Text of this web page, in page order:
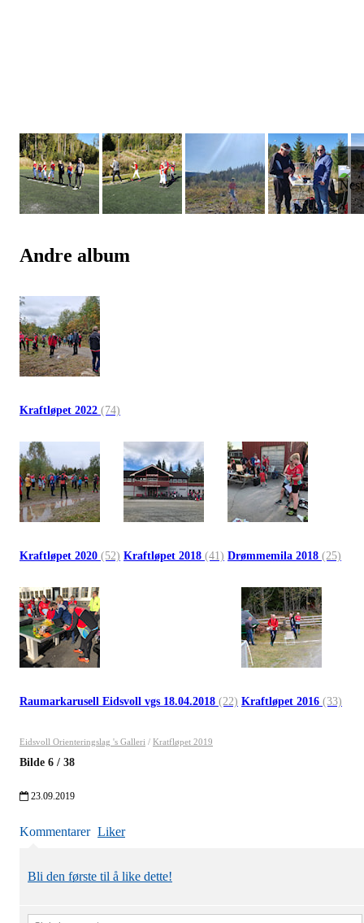
Andre album
Kraftløpet 2022 (74)
Kraftløpet 2020 (52) Kraftløpet 2018 (41) Drømmemila 2018 (25)
Raumarkarusell Eidsvoll vgs 18.04.2018 (22) Kraftløpet 2016 (33)
Eidsvoll Orienteringslag 's Galleri / Kratfløpet 2019
Bilde 6 / 38
23.09.2019
Kommentarer Liker
Bli den første til å like dette!